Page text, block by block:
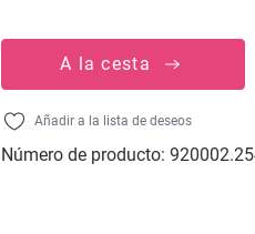
A la cesta
Añadir a la lista de deseos
Número de producto: